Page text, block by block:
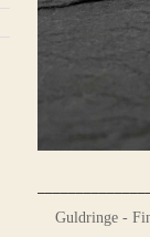
Guldringe -